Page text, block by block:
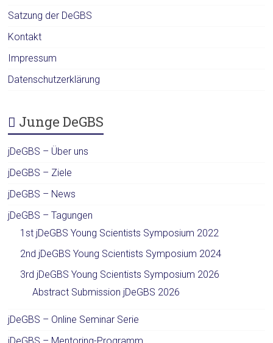
Satzung der DeGBS
Kontakt
Impressum
Datenschutzerklärung
Junge DeGBS
jDeGBS – Über uns
jDeGBS – Ziele
jDeGBS – News
jDeGBS – Tagungen
1st jDeGBS Young Scientists Symposium 2022
2nd jDeGBS Young Scientists Symposium 2024
3rd jDeGBS Young Scientists Symposium 2026
Abstract Submission jDeGBS 2026
jDeGBS – Online Seminar Serie